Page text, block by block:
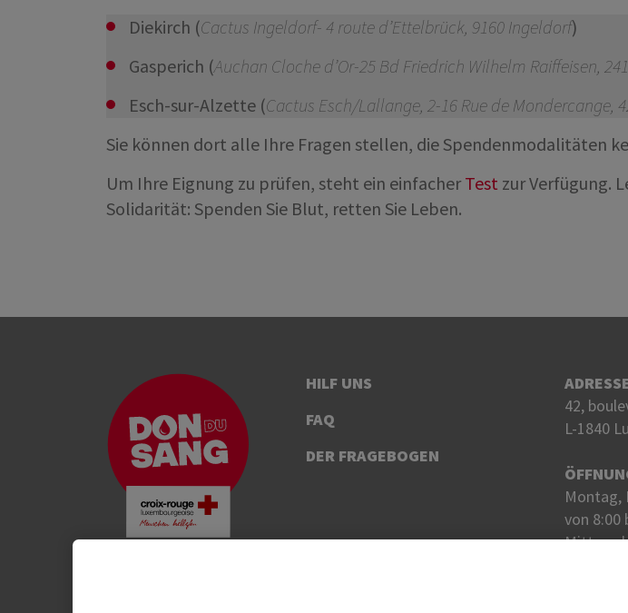
Diekirch (Cactus Ingeldorf- 4 route d’Ettelbrück, 9160 Ingeldorf)
Gasperich (Auchan Cloche d’Or-25 Bd Friedrich Wilhelm Raiffeisen,
Esch-sur-Alzette (Cactus Esch/Lallange, 2-16 Rue de Mondercange,
Sie können dort alle Ihre Fragen stellen, die Spendenmodalitäten
Um Ihre Eignung zu prüfen, steht ein einfacher Test zur Verfügung.
Solidarität: Spenden Sie Blut, retten Sie Leben.
HILF UNS
FAQ
DER FRAGEBOGEN
42,
L-1840
Montag,
von 8:00